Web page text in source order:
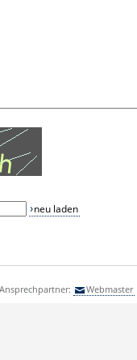
neu laden
Webmaster